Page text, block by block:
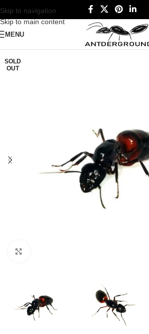
Skip to navigation
Skip to main content
MENU
SOLD
OUT